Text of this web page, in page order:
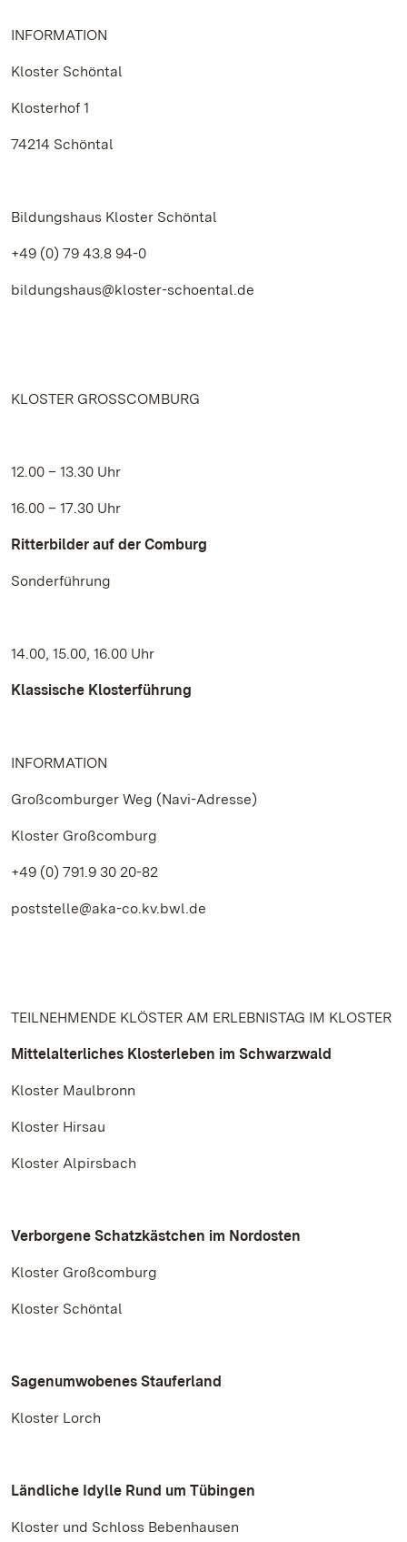
INFORMATION
Kloster Schöntal
Klosterhof 1
74214 Schöntal
Bildungshaus Kloster Schöntal
+49 (0) 79 43.8 94-0
bildungshaus@kloster-schoental.de
KLOSTER GROSSCOMBURG
12.00 – 13.30 Uhr
16.00 – 17.30 Uhr
Ritterbilder auf der Comburg
Sonderführung
14.00, 15.00, 16.00 Uhr
Klassische Klosterführung
INFORMATION
Großcomburger Weg (Navi-Adresse)
Kloster Großcomburg
+49 (0) 791.9 30 20-82
poststelle@aka-co.kv.bwl.de
TEILNEHMENDE KLÖSTER AM ERLEBNISTAG IM KLOSTER
Mittelalterliches Klosterleben im Schwarzwald
Kloster Maulbronn
Kloster Hirsau
Kloster Alpirsbach
Verborgene Schatzkästchen im Nordosten
Kloster Großcomburg
Kloster Schöntal
Sagenumwobenes Stauferland
Kloster Lorch
Ländliche Idylle Rund um Tübingen
Kloster und Schloss Bebenhausen